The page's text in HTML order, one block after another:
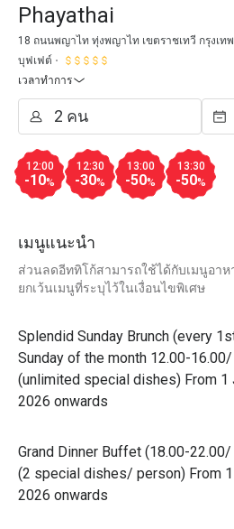
Phayathai
18 ถนนพญาไท ทุ่งพญาไท เขตราชเทวี กรุงเท
บุฟเฟต์
เวลาทำการ
12:00
-10%
12:30
-30%
13:00
-50%
13:30
-50%
เมนูแนะนำ
ส่วนลดอีททิโก้สามารถใช้ได้กับเมนูอา
ยกเว้นเมนูที่ระบุไว้ในเงื่อนไขพิเศษ
Splendid Sunday Brunch (every
Sunday of the month 12.00-16.00/
(unlimited special dishes) From 1
2026 onwards
Grand Dinner Buffet (18.00-22.00/
(2 special dishes/ person) From
2026 onwards